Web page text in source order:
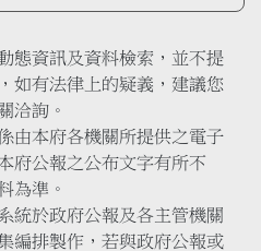
態資訊及資料檢索，並不提
如有法律上的疑義，建議您
洽詢。
由本府各機關所提供之電子
府公報之公布文字有所不
為準。
統於政府公報及各主管機關
編排製作，若與政府公報或